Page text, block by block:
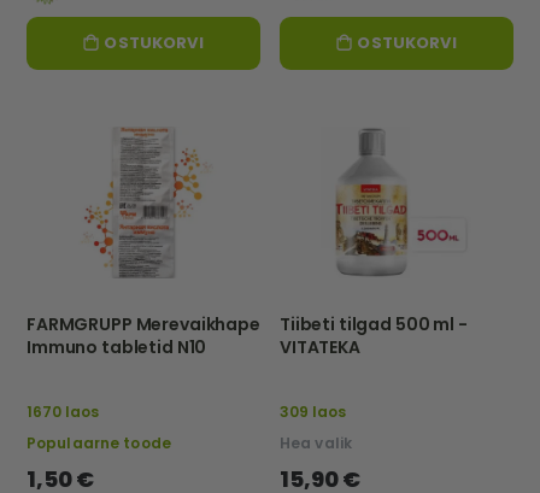
OSTUKORVI OSTUKORVI
FARMGRUPP Merevaikhape
Immuno tabletid N10
1670 laos
Populaarne toode
1,50 €
Tiibeti tilgad 500 ml -
VITATEKA
309 laos
Hea valik
15,90 €